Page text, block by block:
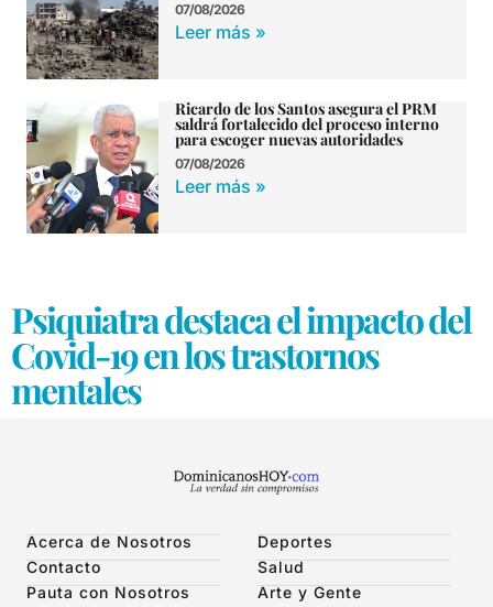
07/08/2026
Leer más »
Ricardo de los Santos asegura el PRM
saldrá fortalecido del proceso interno
para escoger nuevas autoridades
07/08/2026
Leer más »
Psiquiatra destaca el impacto del
Covid-19 en los trastornos
mentales
Acerca de Nosotros
Contacto
Pauta con Nosotros
Deportes
Salud
Arte y Gente